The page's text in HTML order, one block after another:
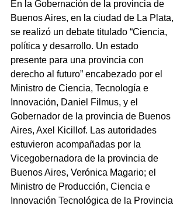
En la Gobernación de la provincia de
Buenos Aires, en la ciudad de La Plata,
se realizó un debate titulado “Ciencia,
política y desarrollo. Un estado
presente para una provincia con
derecho al futuro” encabezado por el
Ministro de Ciencia, Tecnología e
Innovación, Daniel Filmus, y el
Gobernador de la provincia de Buenos
Aires, Axel Kicillof. Las autoridades
estuvieron acompañadas por la
Vicegobernadora de la provincia de
Buenos Aires, Verónica Magario; el
Ministro de Producción, Ciencia e
Innovación Tecnológica de la Provincia